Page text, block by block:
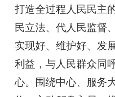
打造全过程人民民主
民立法、代人民监督
实现好、维护好、发
利益，与人民群众同
心。围绕中心、服务